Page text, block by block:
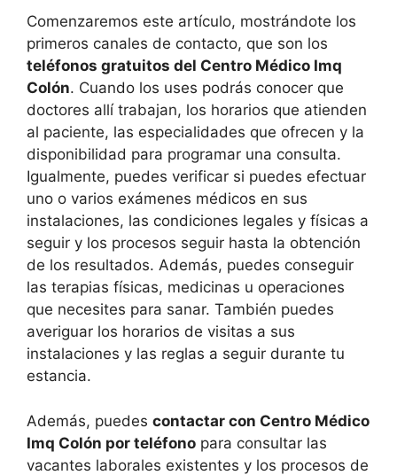
Comenzaremos este artículo, mostrándote los
primeros canales de contacto, que son los
teléfonos gratuitos del Centro Médico Imq
Colón. Cuando los uses podrás conocer que
doctores allí trabajan, los horarios que atienden
al paciente, las especialidades que ofrecen y la
disponibilidad para programar una consulta.
Igualmente, puedes verificar si puedes efectuar
uno o varios exámenes médicos en sus
instalaciones, las condiciones legales y físicas a
seguir y los procesos seguir hasta la obtención
de los resultados. Además, puedes conseguir
las terapias físicas, medicinas u operaciones
que necesites para sanar. También puedes
averiguar los horarios de visitas a sus
instalaciones y las reglas a seguir durante tu
estancia.
Además, puedes contactar con Centro Médico
Imq Colón por teléfono para consultar las
vacantes laborales existentes y los procesos de